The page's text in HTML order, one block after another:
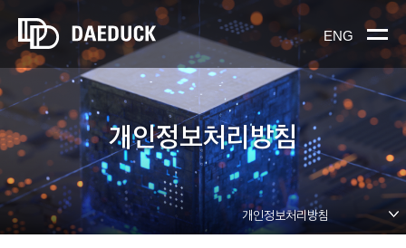
ENG
개인정보처리방침
개인정보처리방침